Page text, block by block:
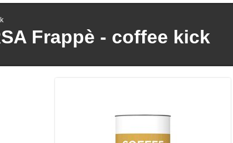
Frappè - coffee kick